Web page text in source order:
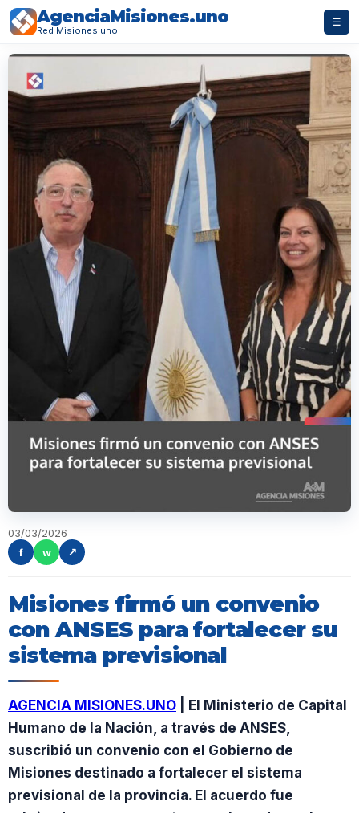
AgenciaMisiones.uno
Red Misiones.uno
☰
03/03/2026
f
w ↗
Misiones firmó un convenio
con ANSES para fortalecer su
sistema previsional
AGENCIA MISIONES.UNO | El Ministerio de Capital
Humano de la Nación, a través de ANSES,
suscribió un convenio con el Gobierno de
Misiones destinado a fortalecer el sistema
previsional de la provincia. El acuerdo fue